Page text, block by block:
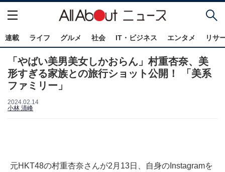
連載 ライフ グルメ 社会 IT・ビジネス エンタメ リサ
「やばい美男美女しかおらん」村重杏奈、美
形すぎる家族との旅行ショット公開！ 「美系
ファミリー」
2024.02.14
小林 清峰
元HKT48の村重杏奈さんが2月13日、自身のInstagramを